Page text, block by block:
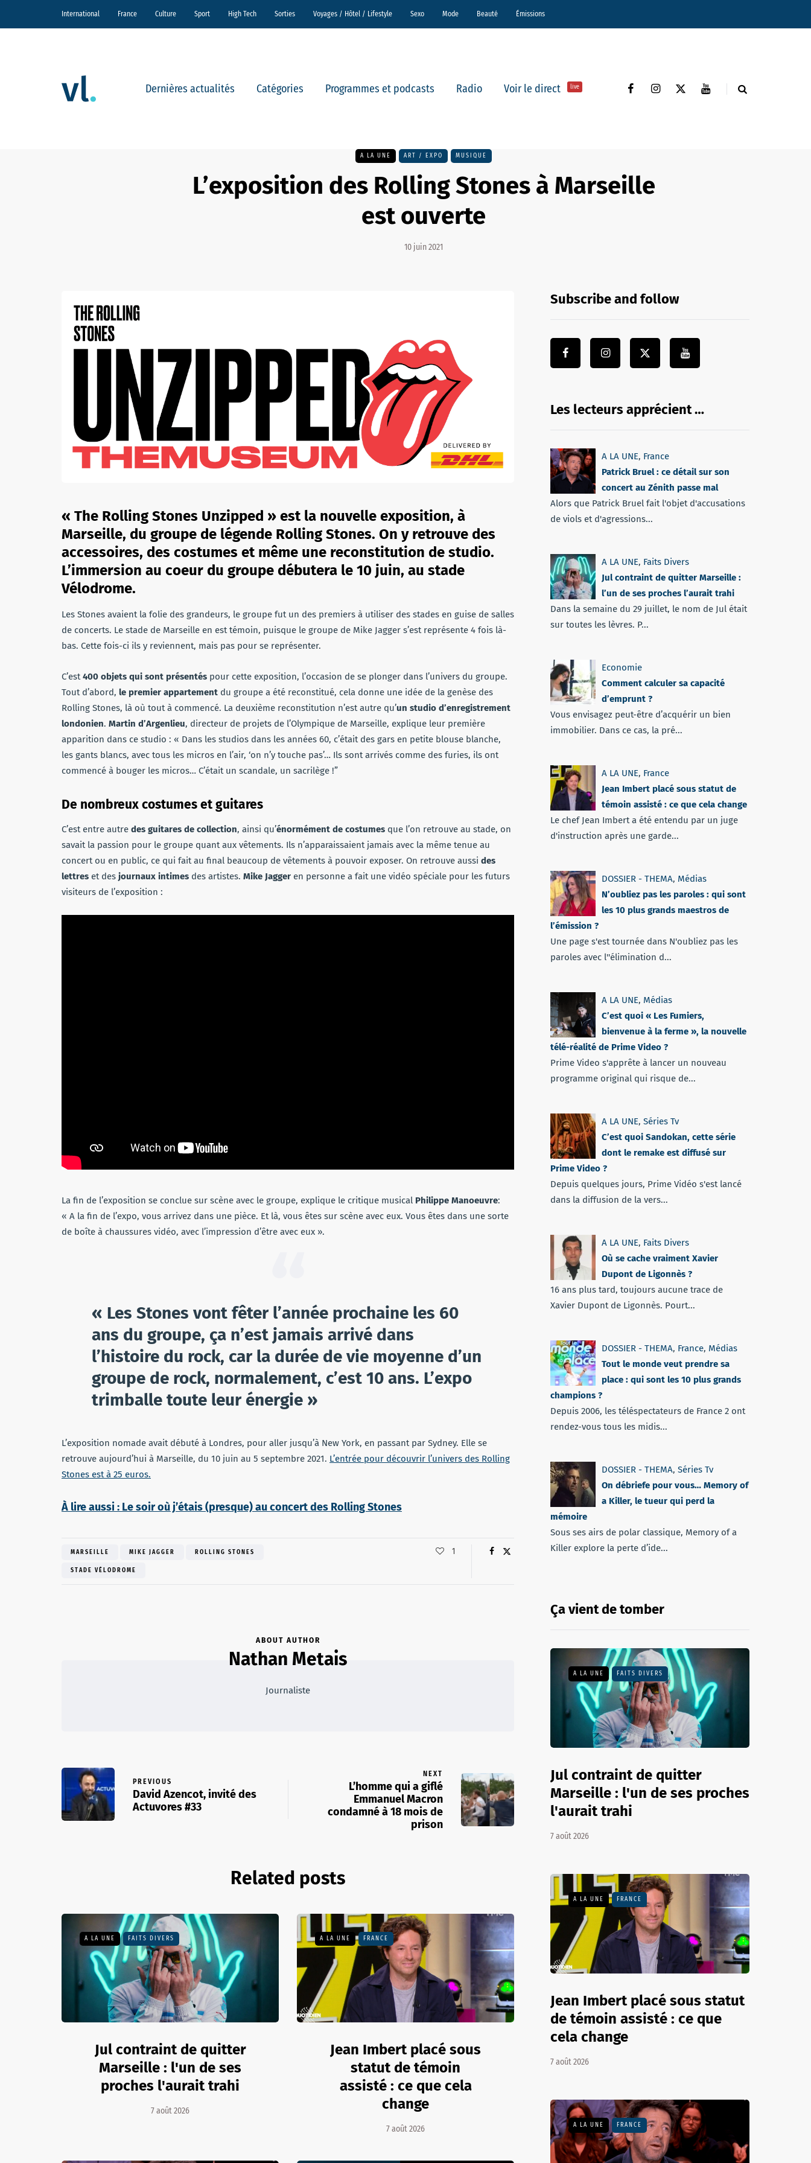
International France Culture Sport High Tech Sorties Voyages / Hôtel / Lifestyle Sexo Mode Beauté Émissions
Dernières actualités Catégories Programmes et podcasts Radio Voir le direct live
A LA UNE ART / EXPO MUSIQUE
L’exposition des Rolling Stones à Marseille
est ouverte
10 juin 2021
« The Rolling Stones Unzipped » est la nouvelle exposition, à
Marseille, du groupe de légende Rolling Stones. On y retrouve des
accessoires, des costumes et même une reconstitution de studio.
L’immersion au coeur du groupe débutera le 10 juin, au stade
Vélodrome.
Les Stones avaient la folie des grandeurs, le groupe fut un des premiers à utiliser des stades en guise de salles
de concerts. Le stade de Marseille en est témoin, puisque le groupe de Mike Jagger s’est représente 4 fois là-
bas. Cette fois-ci ils y reviennent, mais pas pour se représenter.
C’est400 objets qui sont présentés pour cette exposition, l’occasion de se plonger dans l’univers du groupe.
Tout d’abord, le premier appartement du groupe a été reconstitué, cela donne une idée de la genèse des
Rolling Stones, là où tout à commencé. La deuxième reconstitution n’est autre qu’un studio d’enregistrement
londonien. Martin d’Argenlieu, directeur de projets de l’Olympique de Marseille, explique leur première
apparition dans ce studio : « Dans les studios dans les années 60, c’était des gars en petite blouse blanche,
les gants blancs, avec tous les micros en l’air, ‘on n’y touche pas’… Ils sont arrivés comme des furies, ils ont
commencé à bouger les micros… C’était un scandale, un sacrilège !”
De nombreux costumes et guitares
C’est entre autre des guitares de collection, ainsi qu’énormément de costumes que l’on retrouve au stade, on
savait la passion pour le groupe quant aux vêtements. Ils n’apparaissaient jamais avec la même tenue au
concert ou en public, ce qui fait au final beaucoup de vêtements à pouvoir exposer. On retrouve aussi des
lettres et des journaux intimes des artistes. Mike Jagger en personne a fait une vidéo spéciale pour les futurs
visiteurs de l’exposition :
La fin de l’exposition se conclue sur scène avec le groupe, explique le critique musical Philippe Manoeuvre:
« A la fin de l’expo, vous arrivez dans une pièce. Et là, vous êtes sur scène avec eux. Vous êtes dans une sorte
de boîte à chaussures vidéo, avec l’impression d’être avec eux ».
« Les Stones vont fêter l’année prochaine les 60
ans du groupe, ça n’est jamais arrivé dans
l’histoire du rock, car la durée de vie moyenne d’un
groupe de rock, normalement, c’est 10 ans. L’expo
trimballe toute leur énergie »
L’exposition nomade avait débuté à Londres, pour aller jusqu’à New York, en passant par Sydney. Elle se
retrouve aujourd’hui à Marseille, du 10 juin au 5 septembre 2021. L’entrée pour découvrir l’univers des Rolling
Stones est à 25 euros.
À lire aussi : Le soir où j’étais (presque) au concert des Rolling Stones
MARSEILLE MIKE JAGGER ROLLING STONES
STADE VÉLODROME
1
ABOUT AUTHOR
Nathan Metais
Journaliste
PREVIOUS
David Azencot, invité des
Actuvores #33
NEXT
L’homme qui a giflé
Emmanuel Macron
condamné à 18 mois de
prison
Related posts
A LA UNE FAITS DIVERS
Jul contraint de quitter
Marseille : l'un de ses
proches l'aurait trahi
7 août 2026
A LA UNE FRANCE
Jean Imbert placé sous
statut de témoin
assisté : ce que cela
change
7 août 2026
Subscribe and follow
Les lecteurs apprécient …
A LA UNE, France
Patrick Bruel : ce détail sur son
concert au Zénith passe mal
Alors que Patrick Bruel fait l'objet d'accusations
de viols et d'agressions...
A LA UNE, Faits Divers
Jul contraint de quitter Marseille :
l’un de ses proches l’aurait trahi
Dans la semaine du 29 juillet, le nom de Jul était
sur toutes les lèvres. P...
Economie
Comment calculer sa capacité
d’emprunt ?
Vous envisagez peut-être d’acquérir un bien
immobilier. Dans ce cas, la pré...
A LA UNE, France
Jean Imbert placé sous statut de
témoin assisté : ce que cela change
Le chef Jean Imbert a été entendu par un juge
d'instruction après une garde...
DOSSIER - THEMA, Médias
N’oubliez pas les paroles : qui sont
les 10 plus grands maestros de
l’émission ?
Une page s'est tournée dans N'oubliez pas les
paroles avec l''élimination d...
A LA UNE, Médias
C’est quoi « Les Fumiers,
bienvenue à la ferme », la nouvelle
télé-réalité de Prime Video ?
Prime Video s'apprête à lancer un nouveau
programme original qui risque de...
A LA UNE, Séries Tv
C’est quoi Sandokan, cette série
dont le remake est diffusé sur
Prime Video ?
Depuis quelques jours, Prime Vidéo s'est lancé
dans la diffusion de la vers...
A LA UNE, Faits Divers
Où se cache vraiment Xavier
Dupont de Ligonnès ?
16 ans plus tard, toujours aucune trace de
Xavier Dupont de Ligonnès. Pourt...
DOSSIER - THEMA, France, Médias
Tout le monde veut prendre sa
place : qui sont les 10 plus grands
champions ?
Depuis 2006, les téléspectateurs de France 2 ont
rendez-vous tous les midis...
DOSSIER - THEMA, Séries Tv
On débriefe pour vous… Memory of
a Killer, le tueur qui perd la
mémoire
Sous ses airs de polar classique, Memory of a
Killer explore la perte d’ide...
Ça vient de tomber
A LA UNE FAITS DIVERS
Jul contraint de quitter
Marseille : l'un de ses proches
l'aurait trahi
7 août 2026
A LA UNE FRANCE
Jean Imbert placé sous statut
de témoin assisté : ce que
cela change
7 août 2026
A LA UNE FRANCE